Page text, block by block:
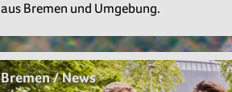
aus Bremen und Umgebung.
Bremen / News